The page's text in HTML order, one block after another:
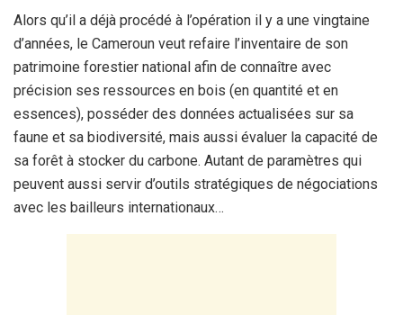
Alors qu’il a déjà procédé à l’opération il y a une vingtaine
d’années, le Cameroun veut refaire l’inventaire de son
patrimoine forestier national afin de connaître avec
précision ses ressources en bois (en quantité et en
essences), posséder des données actualisées sur sa
faune et sa biodiversité, mais aussi évaluer la capacité de
sa forêt à stocker du carbone. Autant de paramètres qui
peuvent aussi servir d’outils stratégiques de négociations
avec les bailleurs internationaux…